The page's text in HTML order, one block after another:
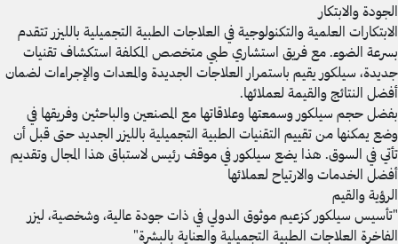
الجودة والابتكار
الابتكارات العلمية والتكنولوجية في العلاجات الطبية التجميلية بالليزر تتقدم
بسرعة الضوء. مع فريق استشاري طبي متخصص المكلفة استكشاف تقنيات
جديدة، سيلكور يقيم باستمرار العلاجات الجديدة والمعدات والإجراءات لضمان
أفضل النتائج والقيمة لعملائها.
بفضل حجم سيلكور وسمعتها وعلاقاتها مع المصنعين والباحثين وفريقها في
وضع يمكنها من تقييم التقنيات الطبية التجميلية بالليزر الجديد حتى قبل أن
تأتي في السوق. هذا يضع سيلكور في موقف رئيس لاستباق هذا المجال وتقديم
أفضل الخدمات والارتياح لعملائها
الرؤية والقيم
"تأسيس سيلكور كزعيم موثوق الدولي في ذات جودة عالية، وشخصية، ليزر
الفاخرة العلاجات الطبية التجميلية والعناية بالبشرة"